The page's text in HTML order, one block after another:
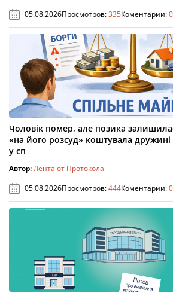
05.08.2026Просмотров:335Коментарии:0
Чоловік помер, але позика
«на його розсуд» коштувала
у сп
Автор:Лента от Протокола
05.08.2026Просмотров:444Коментарии:0